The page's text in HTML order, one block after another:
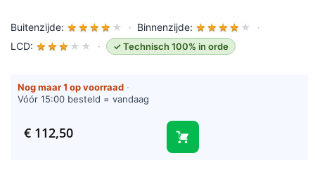
Buitenzijde: ★ ★ ★ ★ ★ · Binnenzijde: ★ ★ ★ ★ ★
·
LCD: ★ ★ ★ ★ ★ · ✓ Technisch 100% in orde
Nog maar 1 op voorraad ·
Vóór 15:00 besteld = vandaag
€112,50